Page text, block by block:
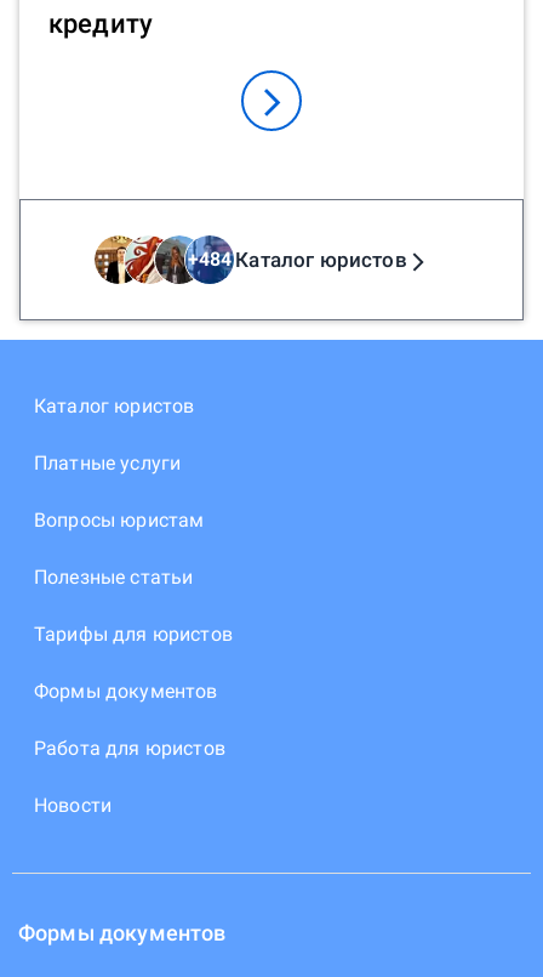
кредиту
+484Каталог юристов
Каталог юристов
Платные услуги
Вопросы юристам
Полезные статьи
Тарифы для юристов
Формы документов
Работа для юристов
Новости
Формы документов